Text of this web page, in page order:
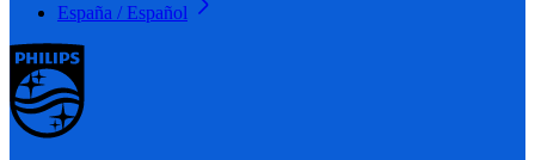
España / Español